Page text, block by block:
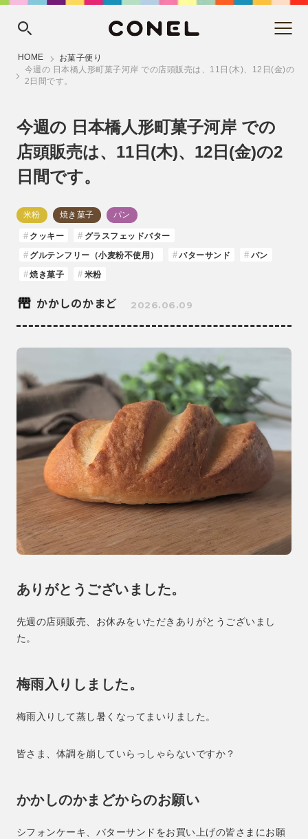
HOME
お菓子便り
今週の 日本橋人形町菓子河岸 での店頭販売は、11日(木)、12日(金)の
2日間です。
今週の 日本橋人形町菓子河岸 での
店頭販売は、11日(木)、12日(金)の2
日間です。
米粉 焼き菓子 パン
クッキー
グラスフェッドバター
グルテンフリー（小麦粉不使用）
バターサンド
パン
焼き菓子
米粉
かかしのかまど 2026.06.09
ありがとうございました。
先週の店頭販売、お休みをいただきありがとうございまし
た。
梅雨入りしました。
梅雨入りして蒸し暑くなってまいりました。
皆さま、体調を崩していらっしゃらないですか？
かかしのかまどからのお願い
シフォンケーキ、バターサンドをお買い上げの皆さまにお願